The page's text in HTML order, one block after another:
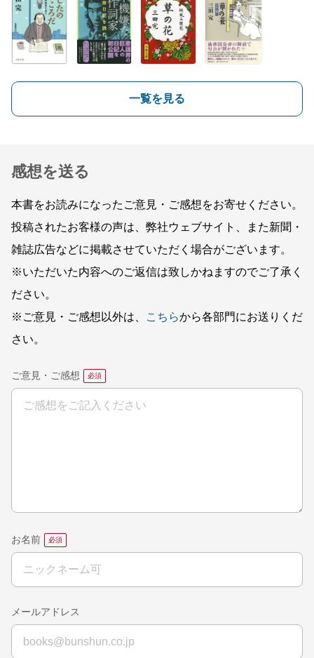
一覧を見る
感想を送る
本書をお読みになったご意見・ご感想をお寄せください。
投稿されたお客様の声は、弊社ウェブサイト、また新聞・
雑誌広告などに掲載させていただく場合がございます。
※いただいた内容へのご返信は致しかねますのでご了承く
ださい。
※ご意見・ご感想以外は、
こちらから各部門にお送りくだ
さい。
ご意見・ご感想
お名前
メールアドレス